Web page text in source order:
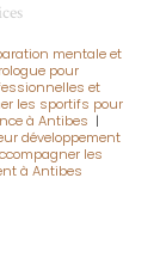
mentale et
pour
et
les sportifs pour
à Antibes |
développement
les
à Antibes